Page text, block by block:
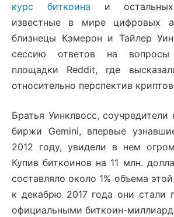
курс биткоина и остальных
известные в мире цифровых
близнецы Кэмерон и Тайлер
сессию ответов на вопросы
площадки Reddit, где
относительно перспектив
Братья Уинклвосс, соучредители
биржи Gemini, впервые
2012 году, увидели в нем
Купив биткоинов на 11 млн.
составляло около 1% объема
к декабрю 2017 года они стали
официальными биткоин-